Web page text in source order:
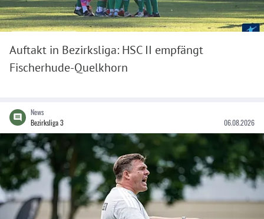
Auftakt in Bezirksliga: HSC II empfängt
Fischerhude-Quelkhorn
News
Bezirksliga 3
06.08.2026